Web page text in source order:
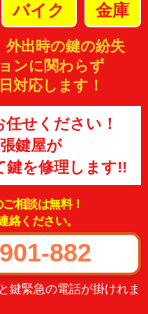
バイク 金庫
外出時の鍵の紛失
ンに関わらず
対応します！
せください！
鍵屋が
鍵を修理します!!
相談は無料！
絡ください。
882
鍵緊急の電話が掛けれま